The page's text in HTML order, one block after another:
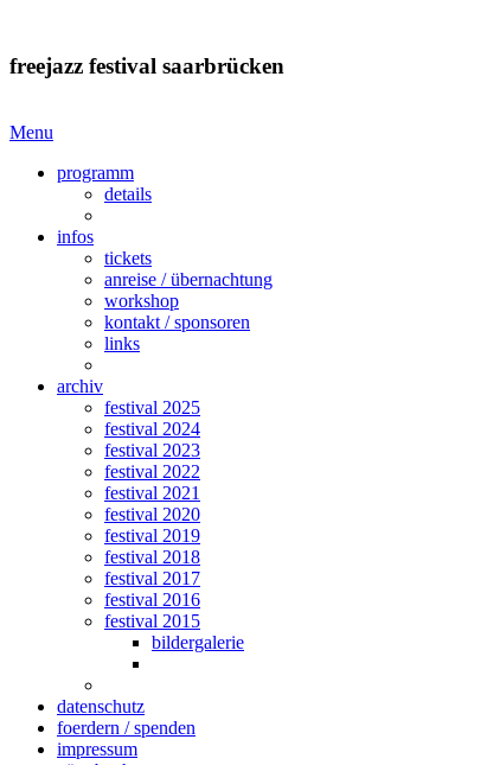
freejazz festival saarbrücken
Menu
programm
details
infos
tickets
anreise / übernachtung
workshop
kontakt / sponsoren
links
archiv
festival 2025
festival 2024
festival 2023
festival 2022
festival 2021
festival 2020
festival 2019
festival 2018
festival 2017
festival 2016
festival 2015
bildergalerie
datenschutz
foerdern / spenden
impressum